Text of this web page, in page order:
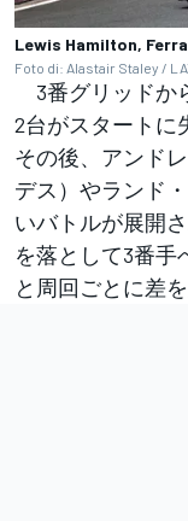
Lewis Hamilton,
Foto di: Alastair Staley /
3番グリッドか
2台がスタートに
その後、アンド
デス）やランド
いバトルが展開
を落として3番手
と周回ごとに差